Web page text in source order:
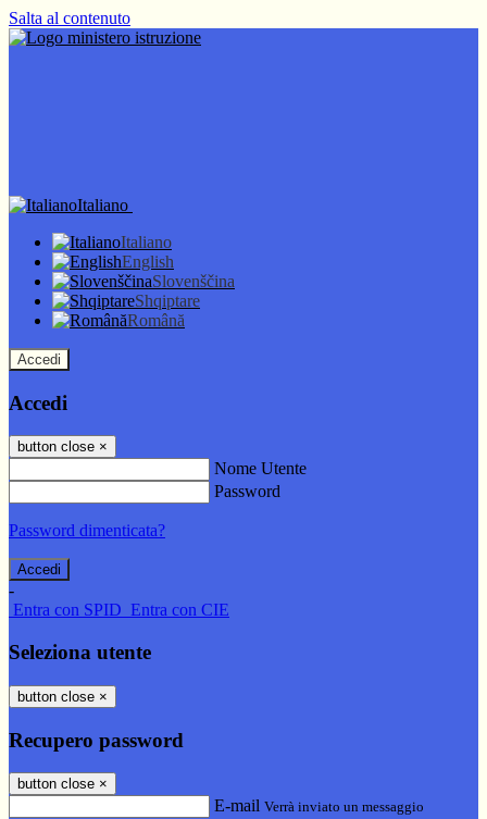
Salta al contenuto
Italiano
Italiano
English
Slovenščina
Shqiptare
Română
Accedi
Accedi
button close ×
Nome Utente
Password
Password dimenticata?
-
Entra con SPID Entra con CIE
Seleziona utente
button close ×
Recupero password
button close ×
E-mail Verrà inviato un messaggio